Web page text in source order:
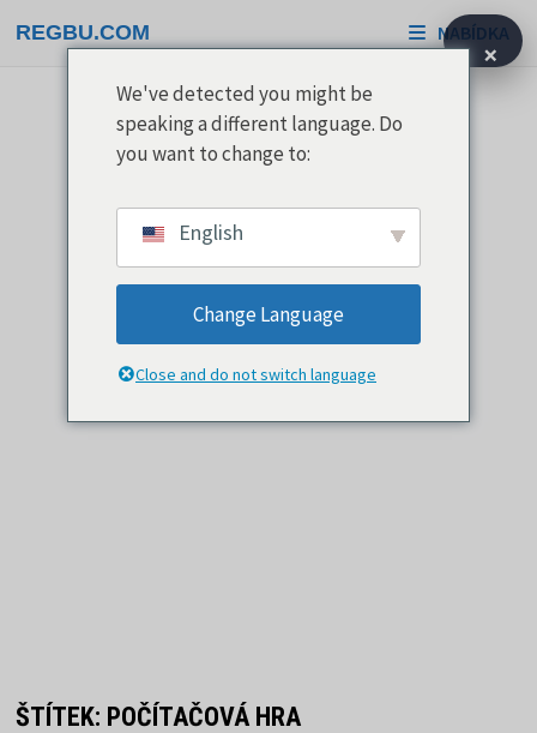
na
REGBU.COM NABÍDKA
ŠTÍTEK: POČÍTAČOVÁ HRA
×
We've detected you might be
speaking a different language. Do
you want to change to:
English
Change Language
Close and do not switch language